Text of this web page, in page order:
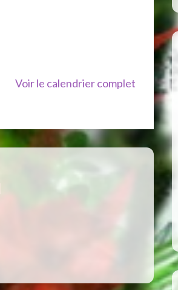
Voir le calendrier complet